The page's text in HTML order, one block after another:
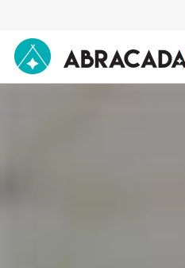
AbracadaRoom